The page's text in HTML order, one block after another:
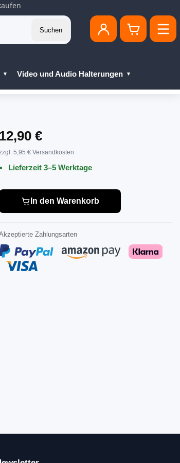
Suchen
Video und Audio Halterungen
12,90 €
5,95 € Versandkosten
Lieferzeit 3–5 Werktage
In den Warenkorb
Zahlungsarten